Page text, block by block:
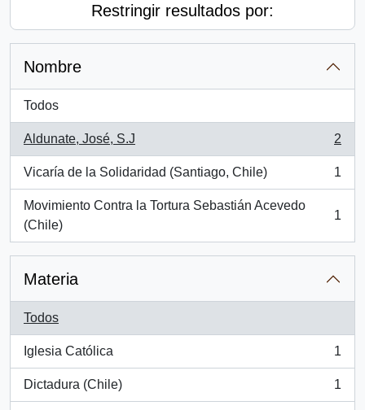
Restringir resultados por:
Nombre
Todos
Aldunate, José, S.J
, 2 resultados
2
Vicaría de la Solidaridad (Santiago, Chile)
, 1 resultados
1
Movimiento Contra la Tortura Sebastián Acevedo
(Chile)
, 1 resultados
1
Materia
Todos
Iglesia Católica
, 1 resultados
1
Dictadura (Chile)
, 1 resultados
1